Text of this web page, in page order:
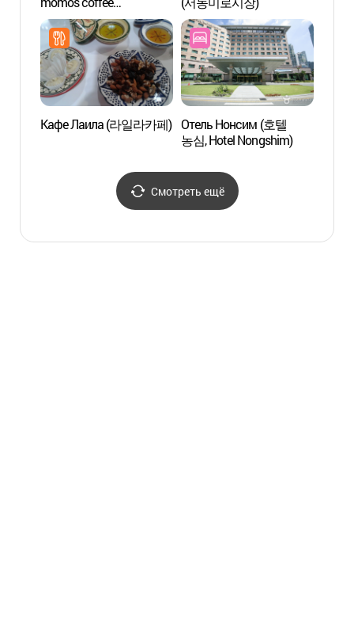
(모모스커피 본점)
Кафе Лаила (라일라카페) Отель Нонсим (호텔
농심, Hotel Nongshim)
Смотреть ещё